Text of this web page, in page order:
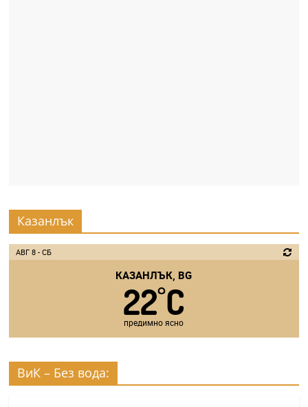
Казанлък
АВГ 8 - СБ
КАЗАНЛЪК, BG
22°C
предимно ясно
ВиК – Без вода: